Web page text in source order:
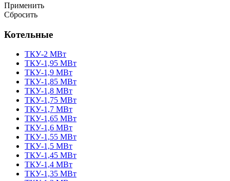
Применить
Сбросить
Котельные
ТКУ-2 МВт
ТКУ-1,95 МВт
ТКУ-1,9 МВт
ТКУ-1,85 МВт
ТКУ-1,8 МВт
ТКУ-1,75 МВт
ТКУ-1,7 МВт
ТКУ-1,65 МВт
ТКУ-1,6 МВт
ТКУ-1,55 МВт
ТКУ-1,5 МВт
ТКУ-1,45 МВт
ТКУ-1,4 МВт
ТКУ-1,35 МВт